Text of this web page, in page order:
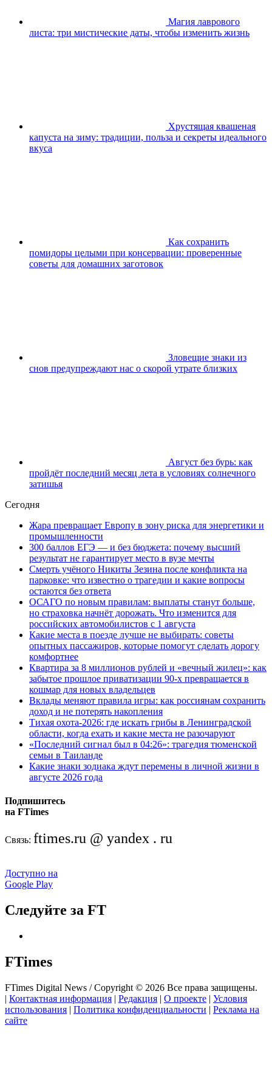
Магия лаврового
листа: три мистические даты, чтобы изменить жизнь
Хрустящая квашеная
капуста на зиму: традиции, польза и секреты идеального
вкуса
Как сохранить
помидоры целыми при консервации: проверенные
советы для домашних заготовок
Зловещие знаки из
снов предупреждают нас о скорой утрате близких
Август без бурь: как
пройдёт последний месяц лета в условиях солнечного
затишья
Сегодня
Жара превращает Европу в зону риска для энергетики и
промышленности
300 баллов ЕГЭ — и без бюджета: почему высший
результат не гарантирует место в вузе мечты
Смерть учёного Никиты Зезина после конфликта на
парковке: что известно о трагедии и какие вопросы
остаются без ответа
ОСАГО по новым правилам: выплаты станут больше,
но страховка начнёт дорожать. Что изменится для
российских автомобилистов с 1 августа
Какие места в поезде лучше не выбирать: советы
опытных пассажиров, которые помогут сделать дорогу
комфортнее
Квартира за 8 миллионов рублей и «вечный жилец»: как
забытое прошлое приватизации 90-х превращается в
кошмар для новых владельцев
Вклады меняют правила игры: как россиянам сохранить
доход и не потерять накопления
Тихая охота-2026: где искать грибы в Ленинградской
области, когда ехать и какие места не разочаруют
«Последний сигнал был в 04:26»: трагедия тюменской
семьи в Таиланде
Какие знаки зодиака ждут перемены в личной жизни в
августе 2026 года
Подпишитесь
на FTimes
Связь: ftimes.ru @ yandex . ru
Доступно на
Google Play
Следуйте за FT
FTimes
FTimes Digital News / Copyright © 2026 Все права защищены.
| Контактная информация | Редакция | О проекте | Условия
использования | Политика конфиденциальности | Реклама на
сайте